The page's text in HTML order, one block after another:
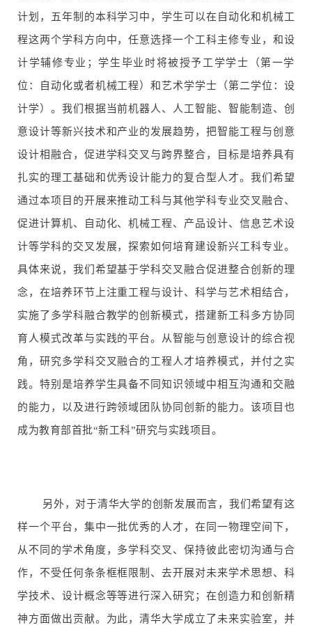
计划，五年制的本科学习中，学生可以在自动化和机械工
程这两个学科方向中，任意选择一个工科主修专业，和设
计学辅修专业；学生毕业时将被授予工学学士（第一学
位：自动化或者机械工程）和艺术学学士（第二学位：设
计学）。我们根据当前机器人、人工智能、智能制造、创
意设计等新兴技术和产业的发展趋势，把智能工程与创意
设计相融合，促进学科交叉与跨界整合，目标是培养具有
扎实的理工基础和优秀设计能力的复合型人才。我们希望
通过本项目的开展来推动工科与其他学科专业交叉融合、
促进计算机、自动化、机械工程、产品设计、信息艺术设
计等学科的交叉发展，探索如何培育建设新兴工科专业。
具体来说，我们希望基于学科交叉融合促进整合创新的理
念，在培养环节上注重工程与设计、科学与艺术相结合，
实施了多学科融合教学的创新模式，搭建新工科多方协同
育人模式改革与实践的平台。从智能与创意设计的综合视
角，研究多学科交叉融合的工程人才培养模式，并付之实
践。特别是培养学生具备不同知识领域中相互沟通和交融
的能力，以及进行跨领域团队协同创新的能力。该项目也
成为教育部首批“新工科”研究与实践项目。
另外，对于清华大学的创新发展而言，我们希望有这
样一个平台，集中一批优秀的人才，在同一物理空间下，
从不同的学术角度，多学科交叉、保持彼此密切沟通与合
作，不受任何条条框框限制、去开展对未来学术思想、科
学技术、设计概念等等进行深入研究；在创造力和创新精
神方面做出贡献。为此，清华大学成立了未来实验室，并